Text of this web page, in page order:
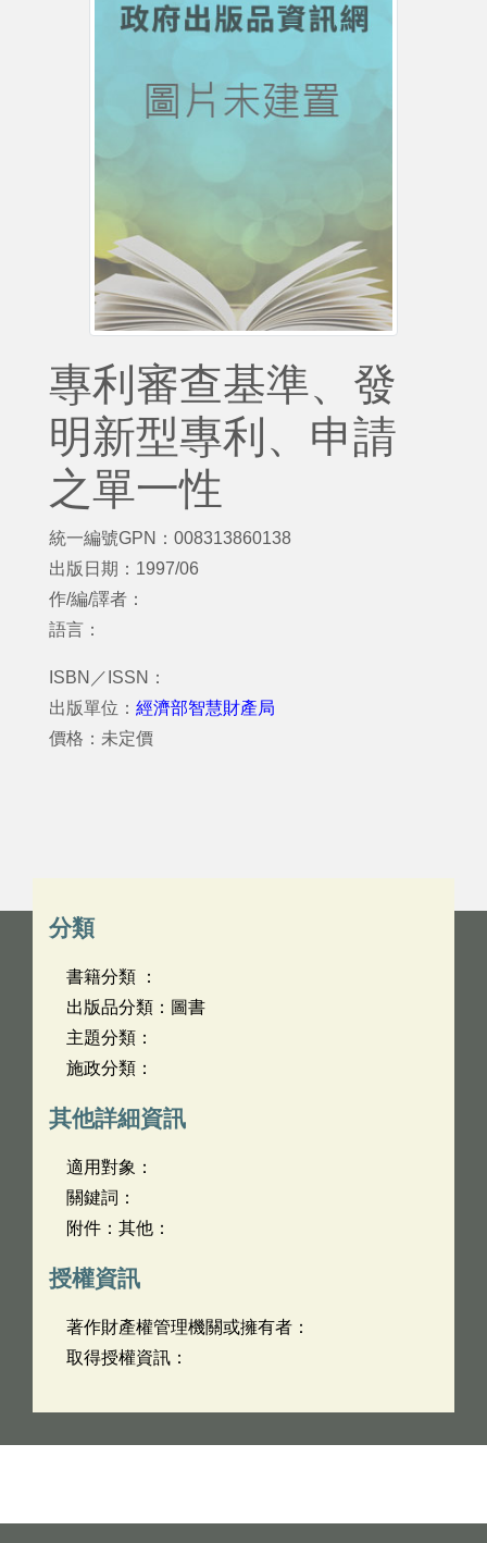
專利審查基準、發
明新型專利、申請
之單一性
統一編號GPN：008313860138
出版日期：1997/06
作/編/譯者：
語言：
ISBN／ISSN：
出版單位： 經濟部智慧財產局
價格：未定價
分類
書籍分類 ：
出版品分類：圖書
主題分類：
施政分類：
其他詳細資訊
適用對象：
關鍵詞：
附件：其他：
授權資訊
著作財產權管理機關或擁有者：
取得授權資訊：